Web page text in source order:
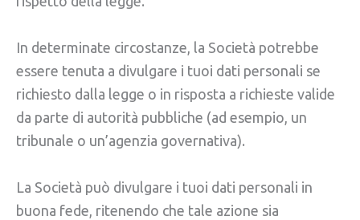
In determinate circostanze, la Società potrebbe
essere tenuta a divulgare i tuoi dati personali se
richiesto dalla legge o in risposta a richieste valide
da parte di autorità pubbliche (ad esempio, un
tribunale o un’agenzia governativa).
La Società può divulgare i tuoi dati personali in
buona fede, ritenendo che tale azione sia